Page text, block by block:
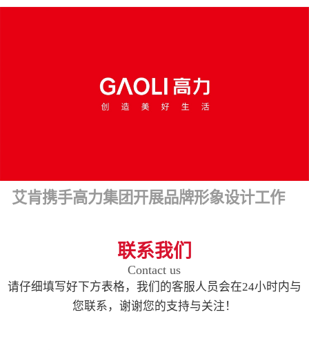
艾肯携手高力集团开展品牌形象设计工作
联系我们
Contact us
请仔细填写好下方表格，我们的客服人员会在24小时内与
您联系，谢谢您的支持与关注！